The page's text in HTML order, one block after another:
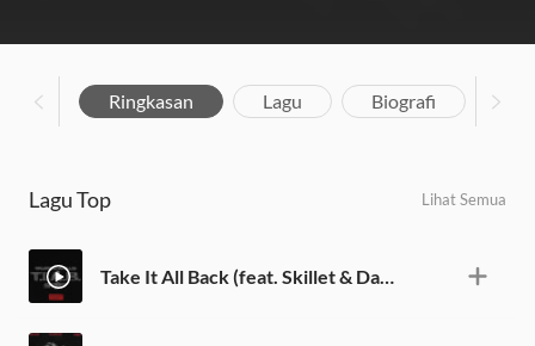
Ringkasan Lagu Biografi
Lagu Top Lihat Semua